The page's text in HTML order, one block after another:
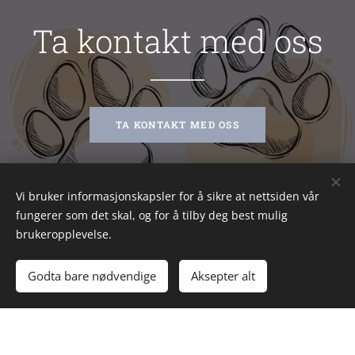
Rasevelger
forskjellige. Husk at det er viktig å finne en
oppdretter du har god kjemi med.
Ta kontakt med oss
TA KONTAKT MED OSS
Bilder levert avPexels
Drevet avWebnode Informasjonskapsler
Vi bruker informasjonskapsler for å sikre at nettsiden vår
fungerer som det skal, og for å tilby deg best mulig
brukeropplevelse.
Godta bare nødvendige Aksepter alt